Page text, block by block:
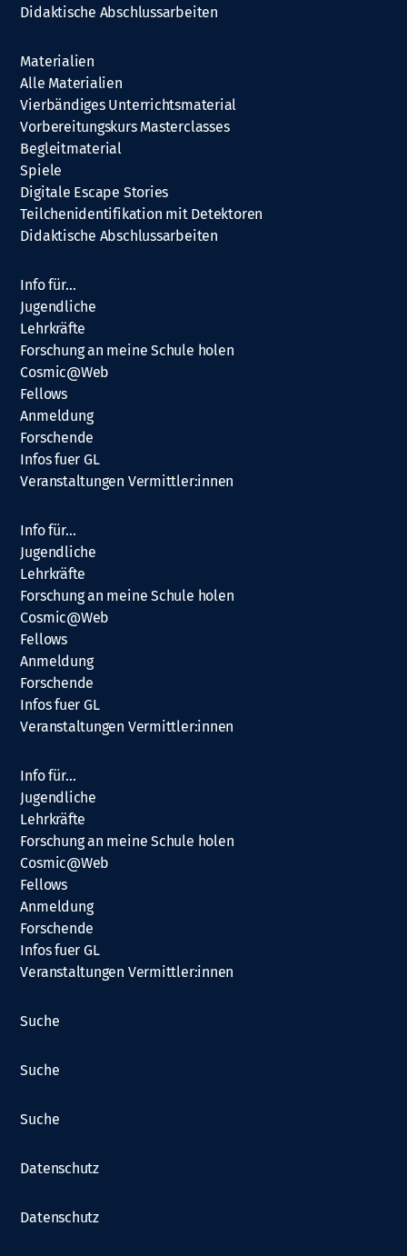
Didaktische Abschlussarbeiten
Materialien
Alle Materialien
Vierbändiges Unterrichtsmaterial
Vorbereitungskurs Masterclasses
Begleitmaterial
Spiele
Digitale Escape Stories
Teilchenidentifikation mit Detektoren
Didaktische Abschlussarbeiten
Info für…
Jugendliche
Lehrkräfte
Forschung an meine Schule holen
Cosmic@Web
Fellows
Anmeldung
Forschende
Infos fuer GL
Veranstaltungen Vermittler:innen
Info für…
Jugendliche
Lehrkräfte
Forschung an meine Schule holen
Cosmic@Web
Fellows
Anmeldung
Forschende
Infos fuer GL
Veranstaltungen Vermittler:innen
Info für…
Jugendliche
Lehrkräfte
Forschung an meine Schule holen
Cosmic@Web
Fellows
Anmeldung
Forschende
Infos fuer GL
Veranstaltungen Vermittler:innen
Suche
Suche
Suche
Datenschutz
Datenschutz